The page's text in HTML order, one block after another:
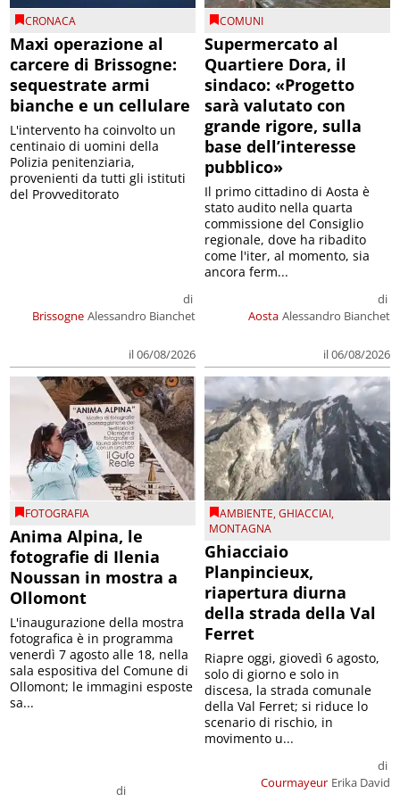
CRONACA
Maxi operazione al
carcere di Brissogne:
sequestrate armi
bianche e un cellulare
Brissogne
di
Alessandro Bianchet
il 06/08/2026
L'intervento ha coinvolto un
centinaio di uomini della
Polizia penitenziaria,
provenienti da tutti gli istituti
del Provveditorato
COMUNI
Supermercato al
Quartiere Dora, il
sindaco: «Progetto
sarà valutato con
grande rigore, sulla
base dell’interesse
pubblico»
Aosta
di
Alessandro Bianchet
il 06/08/2026
Il primo cittadino di Aosta è
stato audito nella quarta
commissione del Consiglio
regionale, dove ha ribadito
come l'iter, al momento, sia
ancora ferm...
FOTOGRAFIA
Anima Alpina, le
fotografie di Ilenia
Noussan in mostra a
Ollomont
di
L'inaugurazione della mostra
fotografica è in programma
venerdì 7 agosto alle 18, nella
sala espositiva del Comune di
Ollomont; le immagini esposte
sa...
AMBIENTE,GHIACCIAI,
MONTAGNA
Ghiacciaio
Planpincieux,
riapertura diurna
della strada della Val
Ferret
Courmayeur
di
Erika David
Riapre oggi, giovedì 6 agosto,
solo di giorno e solo in
discesa, la strada comunale
della Val Ferret; si riduce lo
scenario di rischio, in
movimento u...